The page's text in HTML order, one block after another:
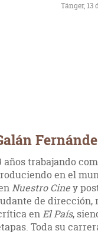
Tánger, 13
años trabajando
en el
Nuestro Ciney
de
enEl País,
Toda su